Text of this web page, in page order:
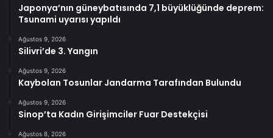
Japonya’nın güneybatısında 7,1 büyüklüğünde deprem:
Tsunami uyarısı yapıldı
Ağustos 9, 2026
Silivri’de 3. Yangın
Ağustos 9, 2026
Kaybolan Tosunlar Jandarma Tarafından Bulundu
Ağustos 9, 2026
Sinop’ta Kadın Girişimciler Fuar Destekçisi
Ağustos 8, 2026